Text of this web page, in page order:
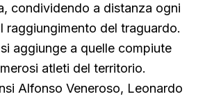
condividendo a distanza ogni
raggiungimento del traguardo.
aggiunge a quelle compiute
atleti del territorio.
Alfonso Veneroso, Leonardo